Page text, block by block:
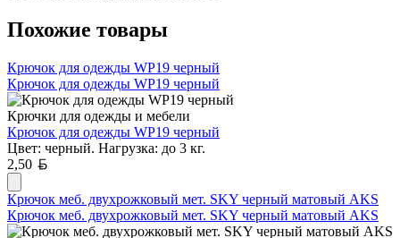
Похожие товары
Крючок для одежды WP19 черный
Крючок для одежды WP19 черный
Крючки для одежды и мебели
Крючок для одежды WP19 черный
Цвет: черный. Нагрузка: до 3 кг.
2,50
Крючок меб. двухрожковый мет. SKY черный матовый AKS
Крючок меб. двухрожковый мет. SKY черный матовый AKS